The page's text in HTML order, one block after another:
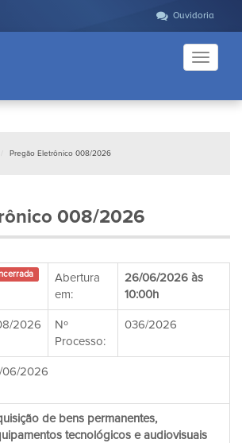
Ouvidoria
Toggle
Pregão Eletrônico 008/2026
008/2026
Abertura
em:
26/06/2026 às
10:00h
2026
Nº
Processo:
036/2026
06/2026
de bens permanentes,
tecnológicos e audiovisuais